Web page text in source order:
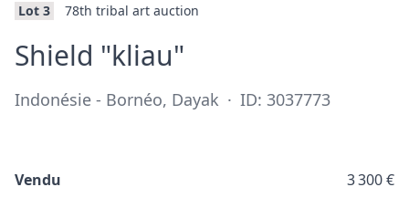
Lot 3 78th tribal art auction
Shield "kliau"
Indonésie - Bornéo, Dayak · ID: 3037773
Vendu 3 300 €